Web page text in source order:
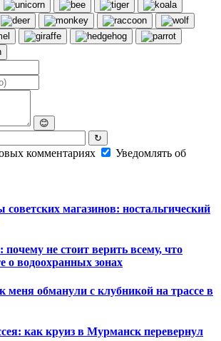
😊
↻
комментариях
Уведомлять об
магазинов: ностальгический
не стоит верить всему, что
о водоохранных зонах
меня обманули с клубникой на трассе в
как круиз в Мурманск перевернул